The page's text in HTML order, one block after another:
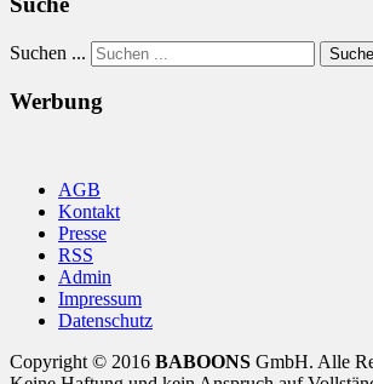
Suchen ...
Werbung
AGB
Kontakt
Presse
RSS
Admin
Impressum
Datenschutz
Copyright © 2016 BABOONS GmbH. Alle